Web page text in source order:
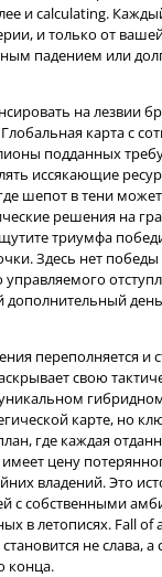
и calculating.
и только от
падением или
на лезвии
карта с
подданных
иссякающие
шепот в тени
решения на
триумфа
Здесь нет
управляемого
дополнительный
переполняется и
свою
карте, но
где каждая
цену
владений. Это
с собственными
в летописях. Fall
не слава, а
конца.